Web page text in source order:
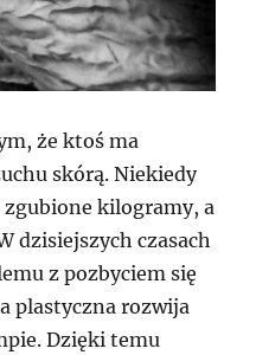
że ktoś ma
skórą. Niekiedy
kilogramy, a
dzisiejszych czasach
z pozbyciem się
plastyczna rozwija
Dzięki temu